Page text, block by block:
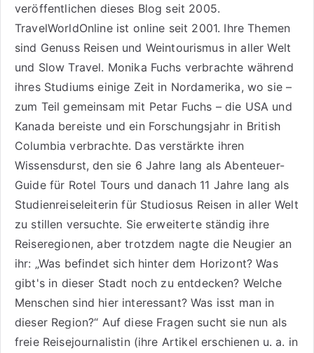
veröffentlichen dieses Blog seit 2005.
TravelWorldOnline ist online seit 2001. Ihre Themen
sind Genuss Reisenund Weintourismusin aller Welt
und Slow Travel. Monika Fuchs verbrachte während
ihres Studiums einige Zeit in Nordamerika, wo sie –
zum Teil gemeinsam mit Petar Fuchs – die USA und
Kanada bereiste und ein Forschungsjahr in British
Columbia verbrachte. Das verstärkte ihren
Wissensdurst, den sie 6 Jahre lang als Abenteuer-
Guide für Rotel Tours und danach 11 Jahre lang als
Studienreiseleiterin für Studiosus Reisen in aller Welt
zu stillen versuchte. Sie erweiterte ständig ihre
Reiseregionen, aber trotzdem nagte die Neugier an
ihr: „Was befindet sich hinter dem Horizont? Was
gibt's in dieser Stadt noch zu entdecken? Welche
Menschen sind hier interessant? Was isst man in
dieser Region?“ Auf diese Fragen sucht sie nun als
freie Reisejournalistin (ihre Artikel erschienen u. a. in